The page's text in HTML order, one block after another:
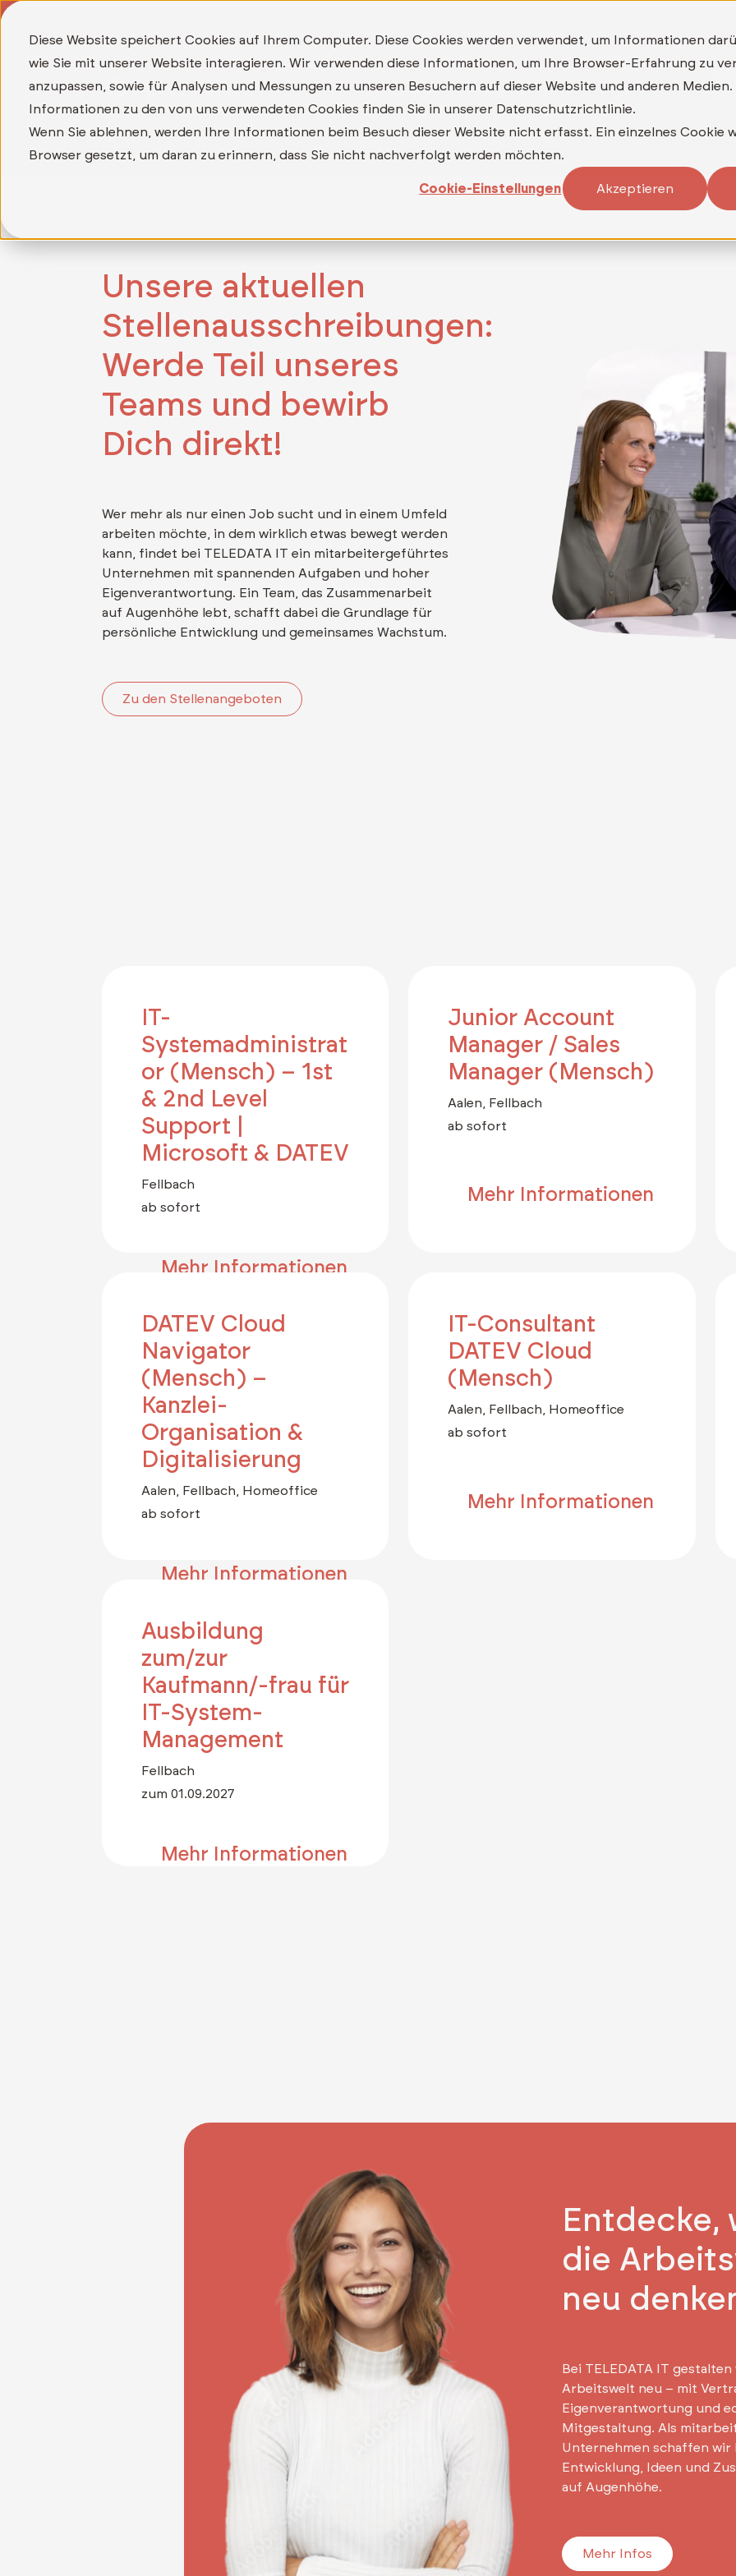
Diese Website speichert Cookies auf Ihrem Computer. Diese Cookies werden verwendet, um Informationen
wie Sie mit unserer Website interagieren. Wir verwenden diese Informationen, um Ihre Browser-Erfahrung zu
anzupassen, sowie für Analysen und Messungen zu unseren Besuchern auf dieser Website und anderen Medien.
Informationen zu den von uns verwendeten Cookies finden Sie in unserer Datenschutzrichtlinie.
Wenn Sie ablehnen, werden Ihre Informationen beim Besuch dieser Website nicht erfasst. Ein einzelnes Cookie
Browser gesetzt, um daran zu erinnern, dass Sie nicht nachverfolgt werden möchten.
Cookie-Einstellungen Akzeptieren
Was Warum Wer Wann
TELEDATA ASP BACKUP+
TELEDATA ASP MFA
Unsere aktuellen
Stellenausschreibungen:
Werde Teil unseres
Teams und bewirb
Dich direkt!
Wer mehr als nur einen Job sucht und in einem Umfeld
arbeiten möchte, in dem wirklich etwas bewegt werden
kann, findet bei TELEDATA IT ein mitarbeitergeführtes
Unternehmen mit spannenden Aufgaben und hoher
Eigenverantwortung. Ein Team, das Zusammenarbeit
auf Augenhöhe lebt, schafft dabei die Grundlage für
persönliche Entwicklung und gemeinsames Wachstum.
Zu den Stellenangeboten
IT-
Systemadministrat
or (Mensch) – 1st
& 2nd Level
Support |
Microsoft & DATEV
Fellbach
ab sofort
Mehr Informationen
Junior Account
Manager / Sales
Manager (Mensch)
Aalen, Fellbach
ab sofort
Mehr Informationen
DATEV Cloud
Navigator
(Mensch) –
Kanzlei-
Organisation &
Digitalisierung
Aalen, Fellbach, Homeoffice
ab sofort
Mehr Informationen
IT-Consultant
DATEV Cloud
(Mensch)
Aalen, Fellbach, Homeoffice
ab sofort
Mehr Informationen
Ausbildung
zum/zur
Kaufmann/-frau für
IT-System-
Management
Fellbach
zum 01.09.2027
Mehr Informationen
Entdecke,
die
neu
Bei TELEDATA IT gestalten
Arbeitswelt neu – mit
Eigenverantwortung und
Mitgestaltung. Als
Unternehmen schaffen wir
Entwicklung, Ideen und
auf Augenhöhe.
Mehr Infos